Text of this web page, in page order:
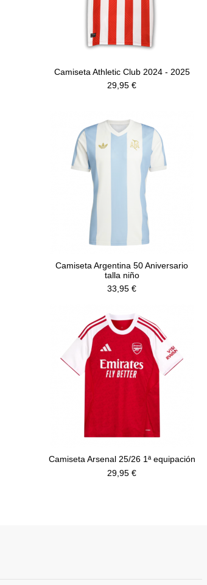
Camiseta Athletic Club 2024 - 2025
29,95 €
Camiseta Argentina 50 Aniversario
talla niño
33,95 €
Camiseta Arsenal 25/26 1ª equipación
29,95 €